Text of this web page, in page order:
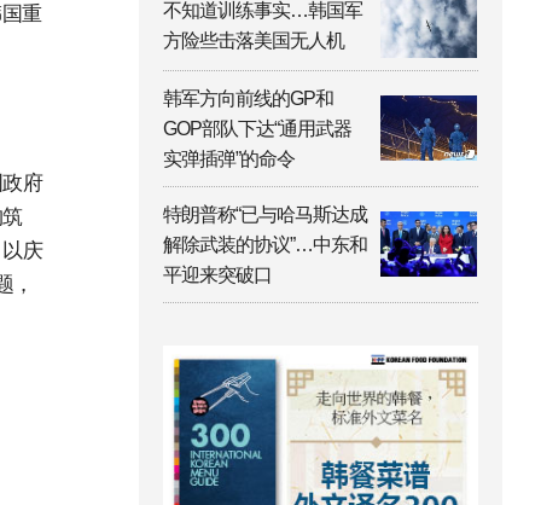
重
府
庆
，
不知道训练事实…韩国军
方险些击落美国无人机
韩军方向前线的GP和
GOP部队下达“通用武器
实弹插弹”的命令
特朗普称“已与哈马斯达成
解除武装的协议”…中东和
平迎来突破口